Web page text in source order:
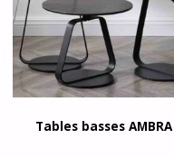
Tables basses AMBRA